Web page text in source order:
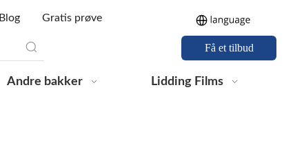
Blog Gratis prøve
Få et tilbud
Andre bakker Lidding Films